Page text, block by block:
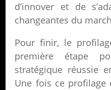
d’innover et de
changeantes du
Pour finir, le
première étape
stratégique réussie
Une fois ce profilage